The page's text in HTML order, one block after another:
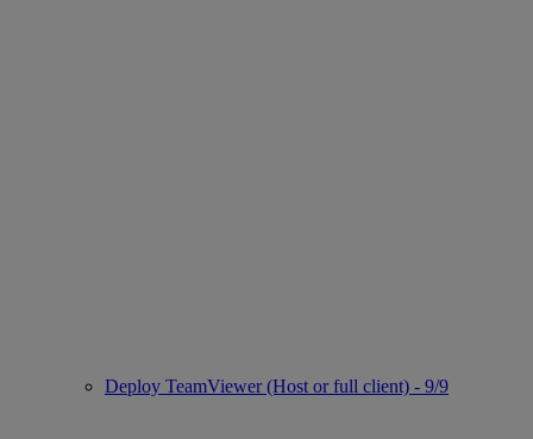
Deploy TeamViewer (Host or full client) - 9/9